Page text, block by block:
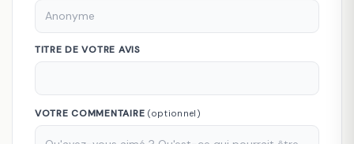
TITRE DE VOTRE AVIS
VOTRE COMMENTAIRE (optionnel)